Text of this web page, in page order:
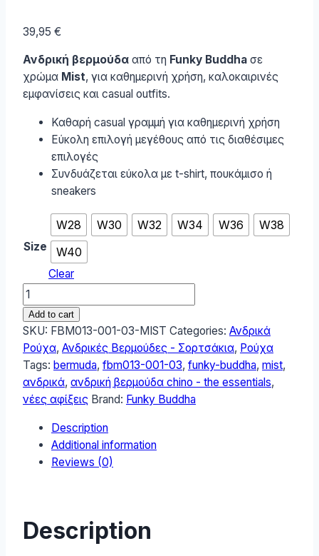
39,95 €
Ανδρική βερμούδα από τη Funky Buddha σε
χρώμα Mist, για καθημερινή χρήση, καλοκαιρινές
εμφανίσεις και casual outfits.
Καθαρή casual γραμμή για καθημερινή χρήση
Εύκολη επιλογή μεγέθους από τις διαθέσιμες
επιλογές
Συνδυάζεται εύκολα με t-shirt, πουκάμισο ή
sneakers
Size
W28 W30 W32 W34 W36
W38
W40
Clear
Funky
Buddha
Ανδρική
βερμούδα
chino
-
The
Mist
FBM013-
001-
Add to cart
SKU: FBM013-001-03-MIST Categories: Ανδρικά
Ρούχα, Ανδρικές Βερμούδες - Σορτσάκια, Ρούχα
Tags: bermuda, fbm013-001-03, funky-buddha, mist,
ανδρικά, ανδρική βερμούδα chino - the essentials,
νέες αφίξεις Brand: Funky Buddha
Description
Additional information
Reviews (0)
Description